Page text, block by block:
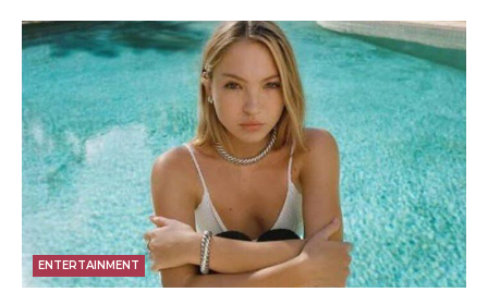
ENTERTAINMENT